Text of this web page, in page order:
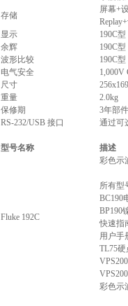
存储
屏幕+
显示
190C
余辉
190C
波形比较
190C
电气安全
1,000V
尺寸
重量
2.0kg
保修期
3年部
RS-232/USB 接口
通过可
型号名称 描述
Fluke 192C
彩色示
所有型
BC190
BP190
快速指
用户手
TL75
彩色示